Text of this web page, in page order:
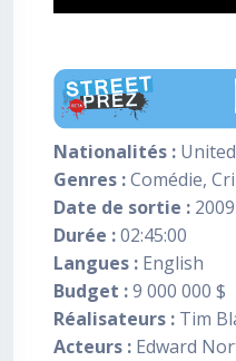
Nationalités :
Genres :Comédie,
Date de sortie :
Durée :02:45:00
Langues : English
Budget :9 000 000 $
Réalisateurs : Tim
Acteurs : Edward